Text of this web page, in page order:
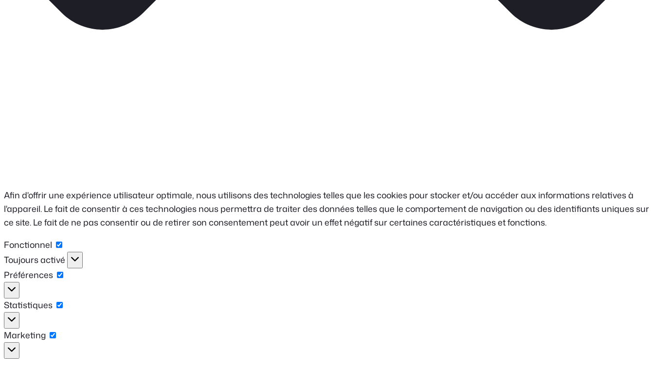
Afin d'offrir une expérience utilisateur optimale, nous utilisons des technologies telles que les cookies pour stocker et/ou accéder aux informations relatives à
l'appareil. Le fait de consentir à ces technologies nous permettra de traiter des données telles que le comportement de navigation ou des identifiants uniques sur
ce site. Le fait de ne pas consentir ou de retirer son consentement peut avoir un effet négatif sur certaines caractéristiques et fonctions.
Fonctionnel
Fonctionnel
Toujours activé
Préférences
Préférences
Statistiques
Statistiques
Marketing
Marketing